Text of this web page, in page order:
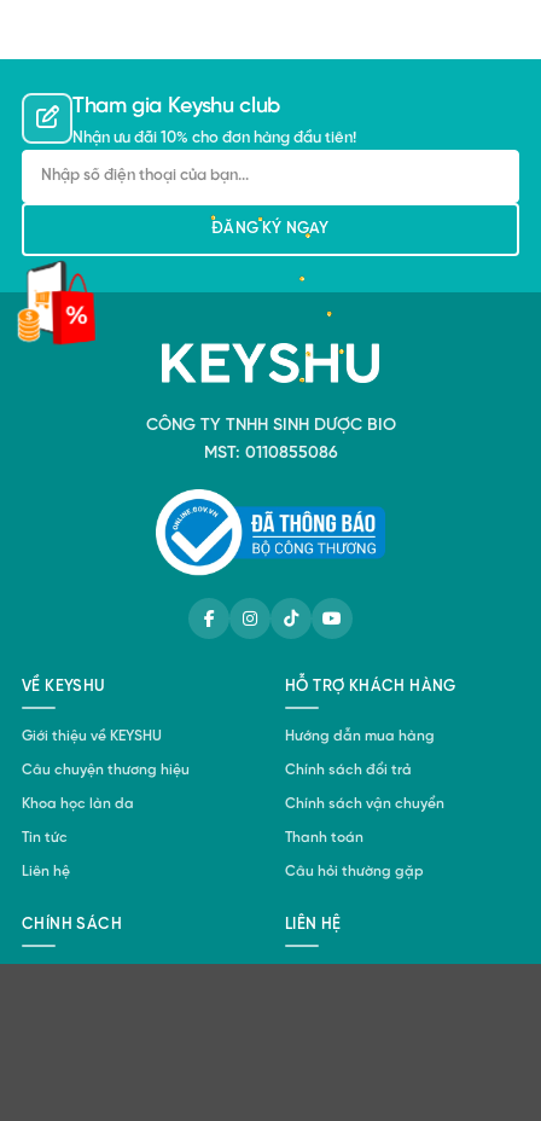
Tham gia Keyshu club
Nhận ưu đãi 10% cho đơn hàng đầu tiên!
CÔNG TY TNHH SINH DƯỢC BIO
MST: 0110855086
VỀ KEYSHU
Giới thiệu về KEYSHU
Câu chuyện thương hiệu
Khoa học làn da
Tin tức
Liên hệ
HỖ TRỢ KHÁCH HÀNG
Hướng dẫn mua hàng
Chính sách đổi trả
Chính sách vận chuyển
Thanh toán
Câu hỏi thường gặp
CHÍNH SÁCH LIÊN HỆ